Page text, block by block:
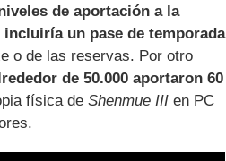
de aportación a la
un pase de temporada
o de las reservas. Por otro
de 50.000 aportaron 60
física de Shenmue III en PC